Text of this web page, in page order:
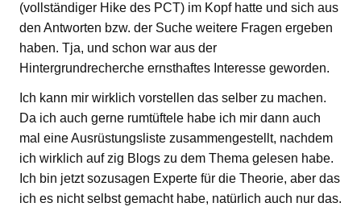
(vollständiger Hike des PCT) im Kopf hatte und sich aus
den Antworten bzw. der Suche weitere Fragen ergeben
haben. Tja, und schon war aus der
Hintergrundrecherche ernsthaftes Interesse geworden.
Ich kann mir wirklich vorstellen das selber zu machen.
Da ich auch gerne rumtüftele habe ich mir dann auch
mal eine Ausrüstungsliste zusammengestellt, nachdem
ich wirklich auf zig Blogs zu dem Thema gelesen habe.
Ich bin jetzt sozusagen Experte für die Theorie, aber das
ich es nicht selbst gemacht habe, natürlich auch nur das.